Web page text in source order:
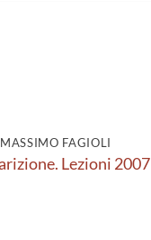
FAGIOLI
Lezioni 2007